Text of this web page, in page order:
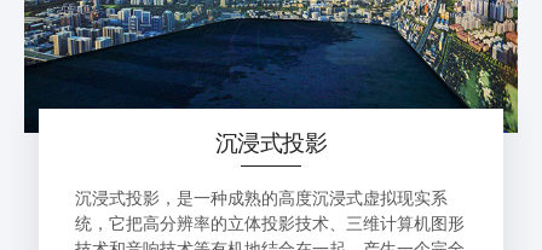
沉浸式投影
沉浸式投影，是一种成熟的高度沉浸式虚拟现实系
统，它把高分辨率的立体投影技术、三维计算机图形